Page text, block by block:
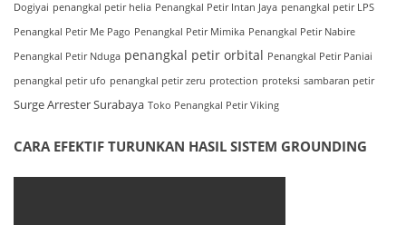
Dogiyai penangkal petir helia Penangkal Petir Intan Jaya penangkal petir LPS
Penangkal Petir Me Pago Penangkal Petir Mimika Penangkal Petir Nabire
Penangkal Petir Nduga penangkal petir orbital Penangkal Petir Paniai
penangkal petir ufo penangkal petir zeru protection proteksi sambaran petir
Surge Arrester Surabaya Toko Penangkal Petir Viking
CARA EFEKTIF TURUNKAN HASIL SISTEM GROUNDING